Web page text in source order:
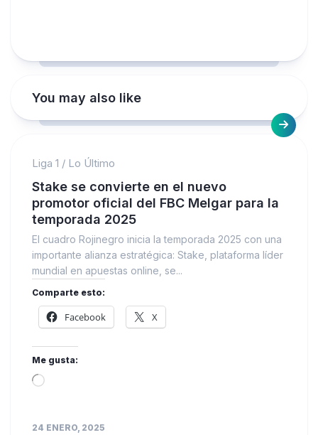
You may also like
Liga 1 / Lo Último
Stake se convierte en el nuevo
promotor oficial del FBC Melgar para la
temporada 2025
El cuadro Rojinegro inicia la temporada 2025 con una
importante alianza estratégica: Stake, plataforma líder
mundial en apuestas online, se...
Comparte esto:
Facebook X
Me gusta:
Loading…
24 ENERO, 2025